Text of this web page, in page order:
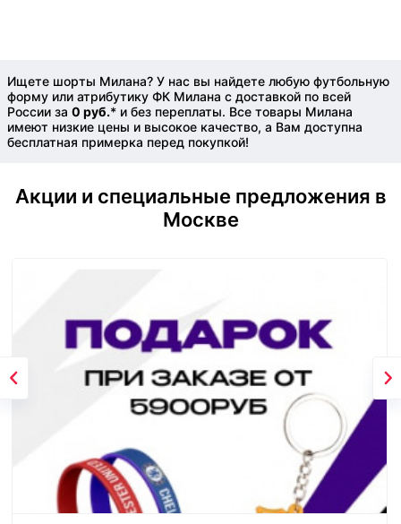
Ищете шорты Милана? У нас вы найдете любую футбольную
форму или атрибутику ФК Милана с доставкой по всей
России за 0 руб.* и без переплаты. Все товары Милана
имеют низкие цены и высокое качество, а Вам доступна
бесплатная примерка перед покупкой!
Акции и специальные предложения в
Москве